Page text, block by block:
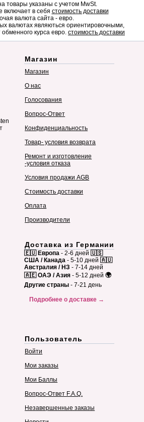
товары указаны с учетом MwSt.
включает в себя стоимость доставки
валюта сайта - евро.
валютах являються ориентировочными,
обменного курса евро. стоимость доставки
Магазин
Магазин
О нас
Голосования
Вопрос-Ответ
Конфиденциальность
Товар- условия возврата
Ремонт и изготовление
-условия отказа
Условия продажи AGB
Стоимость доставки
Оплата
Производители
Доставка из Германии
🇪🇺 Европа - 2-6 дней 🇺🇸
США / Канада - 5-10 дней 🇦🇺
Австралия / НЗ - 7-14 дней
🇦🇪 ОАЭ / Азия - 5-12 дней 🌍
Другие страны - 7-21 день
Подробнее о доставке →
Пользователь
Войти
Мои заказы
Мои Баллы
Вопрос-Ответ F.A.Q.
Незавершенные заказы